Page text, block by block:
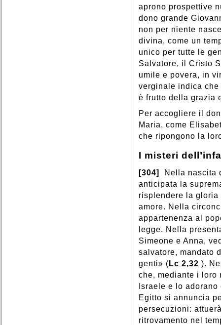
aprono prospettive
dono grande
non per niente
divina, come un
unico per tutte le
Salvatore, il Cristo
umile e povera, in
verginale indica
è frutto della grazia
Per accogliere il
Maria, come
che ripongono la
I misteri
[304]
Nella nascita
anticipata la
risplendere la
amore. Nella
appartenenza al
legge. Nella
Simeone e Anna,
salvatore, mandato
genti» ( Lc 2,32 ).
che, mediante i loro
Israele e lo
Egitto si annuncia
persecuzioni:
ritrovamento nel